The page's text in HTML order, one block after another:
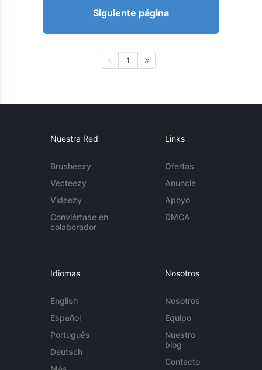
Siguiente página
1
Nuestra Red
Brusheezy
Vecteezy
Videezy
Conviértase en
colaborador
Links
Ofertas
Anuncie
Apoyo
DMCA
Idiomas
English
Español
Português
Deutsch
Nosotros
Nosotros
Equipo
Nuestro
blog
Contacto